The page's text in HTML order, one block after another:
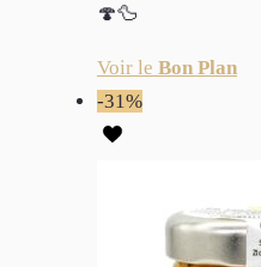
🍄🦆
Voir le Bon Plan
-31%